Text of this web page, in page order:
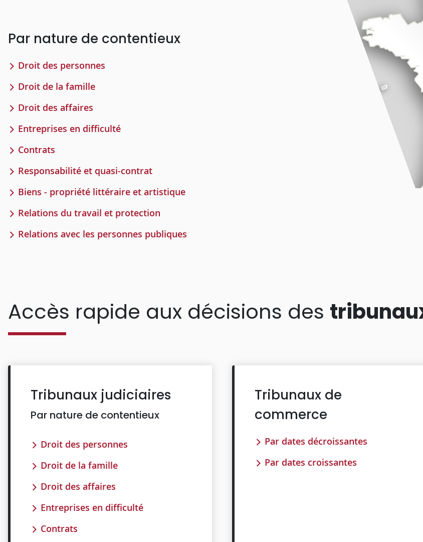
Par nature de contentieux
Droit des personnes
Droit de la famille
Droit des affaires
Entreprises en difficulté
Contrats
Responsabilité et quasi-contrat
Biens - propriété littéraire et artistique
Relations du travail et protection
Relations avec les personnes publiques
Accès rapide aux décisions des
Tribunaux judiciaires
Par nature de contentieux
Droit des personnes
Droit de la famille
Droit des affaires
Entreprises en difficulté
Contrats
Tribunaux de
commerce
Par dates décroissantes
Par dates croissantes